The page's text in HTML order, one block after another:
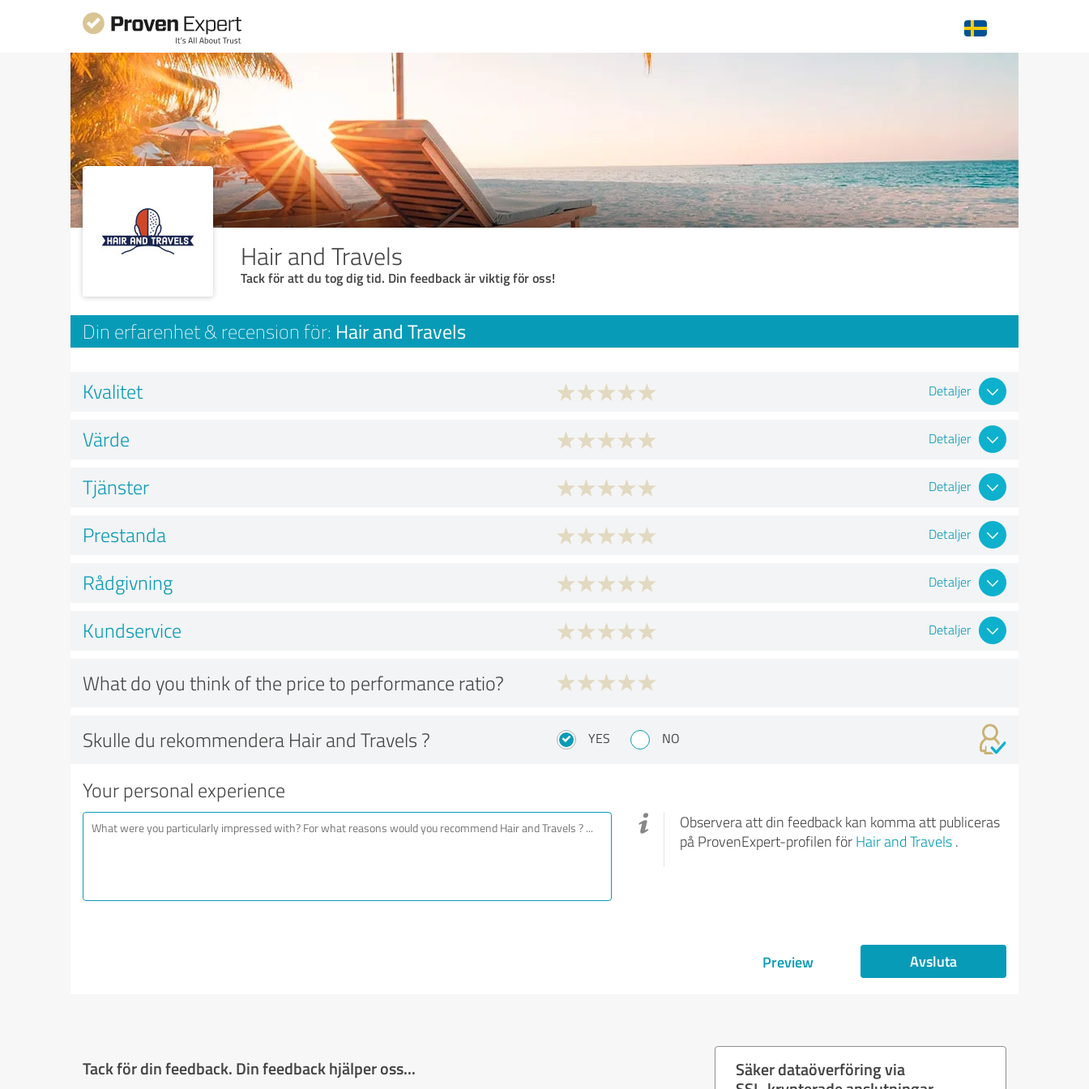
Hair and Travels
Tack för att du tog dig tid. Din feedback är viktig för oss!
Din erfarenhet & recension för: Hair and Travels
Kvalitet Detaljer
Värde Detaljer
Tjänster Detaljer
Prestanda Detaljer
Rådgivning Detaljer
Kundservice Detaljer
What do you think of the price to performance ratio?
Skulle du rekommendera Hair and Travels ? YES NO
Your personal experience
Observera att din feedback kan komma att publiceras
på ProvenExpert-profilen för Hair and Travels.
Preview Avsluta
Tack för din feedback. Din feedback hjälper oss...
Säker dataöverföring via